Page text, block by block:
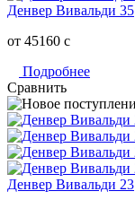
Денвер Вивальди 35
от 45160 c
Подробнее
Сравнить
Денвер Вивальди 23